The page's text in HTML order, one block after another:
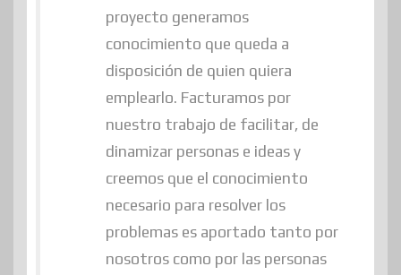
proyecto generamos
conocimiento que queda a
disposición de quien quiera
emplearlo. Facturamos por
nuestro trabajo de facilitar, de
dinamizar personas e ideas y
creemos que el conocimiento
necesario para resolver los
problemas es aportado tanto por
nosotros como por las personas